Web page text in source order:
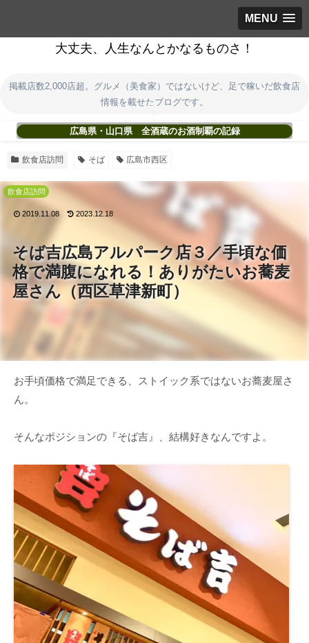
MENU
大丈夫、人生なんとかなるものさ！
掲載店数2,000店超。グルメ（美食家）ではないけど、足で稼いだ飲食店
情報を載せたブログです。
広島県・山口県 全酒蔵のお酒制覇の記録
飲食店訪問 そば 広島市西区
そば吉広島アルパーク店３／手頃な価
格で満腹になれる！ありがたいお蕎麦
屋さん（西区草津新町）
飲食店訪問
2019.11.08 2023.12.18
お手頃価格で満足できる、ストイック系ではないお蕎麦屋さ
ん。
そんなポジションの『そば吉』、結構好きなんですよ。